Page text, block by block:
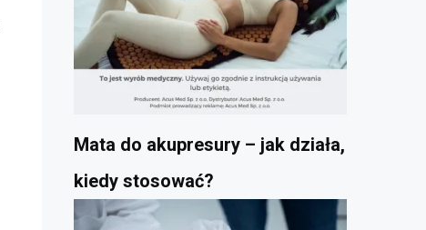
Mata do akupresury – jak działa,
kiedy stosować?